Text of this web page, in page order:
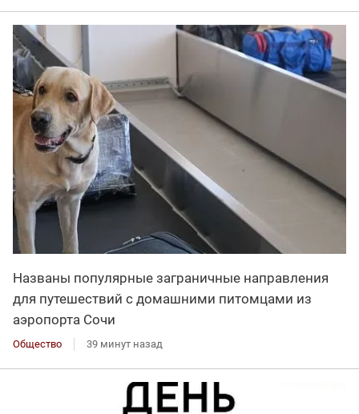
Названы популярные заграничные направления
для путешествий с домашними питомцами из
аэропорта Сочи
Общество 39 минут назад